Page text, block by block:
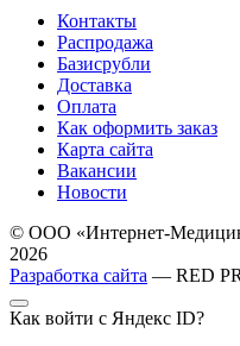
Контакты
Распродажа
Базисрубли
Доставка
Оплата
Как оформить заказ
Карта сайта
Вакансии
Новости
© ООО «Интернет-
2026
Разработка сайта — RED
Как войти с Яндекс ID?